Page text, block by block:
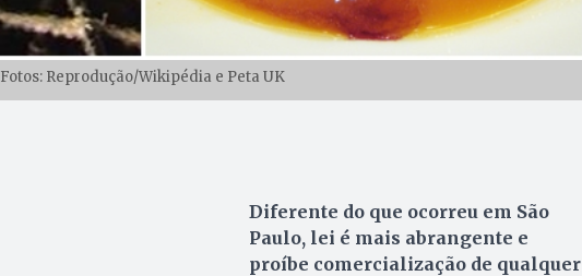
Fotos: Reprodução/Wikipédia e Peta UK
Diferente do que ocorreu em São
Paulo, lei é mais abrangente e
proíbe comercialização de qualquer